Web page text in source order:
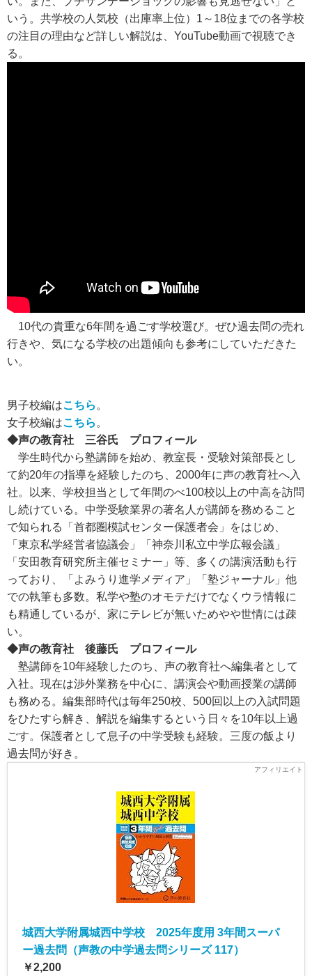
いう。共学校の人気校（出庫率上位）1～18位までの各学校
の注目の理由など詳しい解説は、YouTube動画で視聴でき
る。
10代の貴重な6年間を過ごす学校選び。ぜひ過去問の売れ
行きや、気になる学校の出題傾向も参考にしていただきた
い。
男子校編はこちら 。
女子校編はこちら 。
◆声の教育社 三谷氏 プロフィール
学生時代から塾講師を始め、教室長・受験対策部長とし
て約20年の指導を経験したのち、2000年に声の教育社へ入
社。以来、学校担当として年間のべ100校以上の中高を訪問
し続けている。中学受験業界の著名人が講師を務めること
で知られる「首都圏模試センター保護者会」をはじめ、
「東京私学経営者協議会」「神奈川私立中学広報会議」
「安田教育研究所主催セミナー」等、多くの講演活動も行
っており、「よみうり進学メディア」「塾ジャーナル」他
での執筆も多数。私学や塾のオモテだけでなくウラ情報に
も精通しているが、家にテレビが無いためやや世情には疎
い。
◆声の教育社 後藤氏 プロフィール
塾講師を10年経験したのち、声の教育社へ編集者として
入社。現在は渉外業務を中心に、講演会や動画授業の講師
も務める。編集部時代は毎年250校、500回以上の入試問題
をひたすら解き、解説を編集するという日々を10年以上過
ごす。保護者として息子の中学受験も経験。三度の飯より
過去問が好き。
城西大学附属城西中学校 2025年度用 3年間スーパ
ー過去問（声教の中学過去問シリーズ 117）
￥2,200